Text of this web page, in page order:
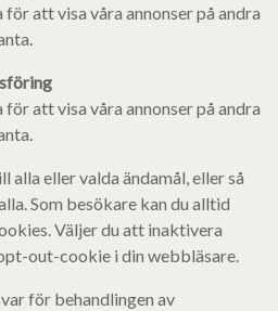
att visa våra annonser på andra
att visa våra annonser på andra
alla eller valda ändamål, eller så
Som besökare kan du alltid
Väljer du att inaktivera
out-cookie i din webbläsare.
för behandlingen av